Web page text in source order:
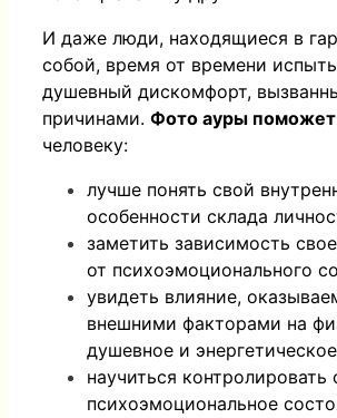
И даже люди, находящиеся в
собой, время от времени
душевный дискомфорт,
причинами. Фото ауры поможет
человеку:
лучше понять свой
особенности склада
заметить зависимость
от психоэмоционального
увидеть влияние,
внешними факторами на
душевное и
научиться контролировать
психоэмоциональное